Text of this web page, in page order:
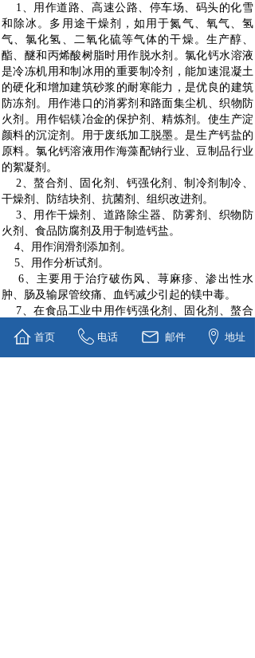
1、用作道路、高速公路、停车场、码头的化雪
和除冰。多用途干燥剂，如用于氮气、氧气、氢
气、氯化氢、二氧化硫等气体的干燥。生产醇、
酯、醚和丙烯酸树脂时用作脱水剂。氯化钙水溶液
是冷冻机用和制冰用的重要制冷剂，能加速混凝土
的硬化和增加建筑砂浆的耐寒能力，是优良的建筑
防冻剂。用作港口的消雾剂和路面集尘机、织物防
火剂。用作铝镁冶金的保护剂、精炼剂。使生产淀
颜料的沉淀剂。用于废纸加工脱墨。是生产钙盐的
原料。氯化钙溶液用作海藻配钠行业、豆制品行业
的絮凝剂。
2、螯合剂、固化剂、钙强化剂、制冷剂制冷、
干燥剂、防结块剂、抗菌剂、组织改进剂。
3、用作干燥剂、道路除尘器、防雾剂、织物防
火剂、食品防腐剂及用于制造钙盐。
4、用作润滑剂添加剂。
5、用作分析试剂。
6、主要用于治疗破伤风、荨麻疹、渗出性水
肿、肠及输尿管绞痛、血钙减少引起的镁中毒。
7、在食品工业中用作钙强化剂、固化剂、螯合
剂和干燥剂。
三、包装：
首页 电话 邮件 地址